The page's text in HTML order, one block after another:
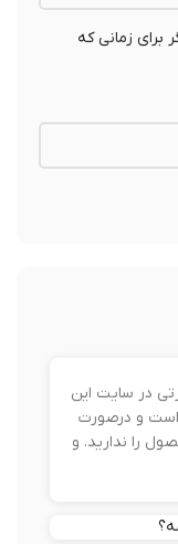
زمانی که
سایت این
و درصورت
ندارید. و